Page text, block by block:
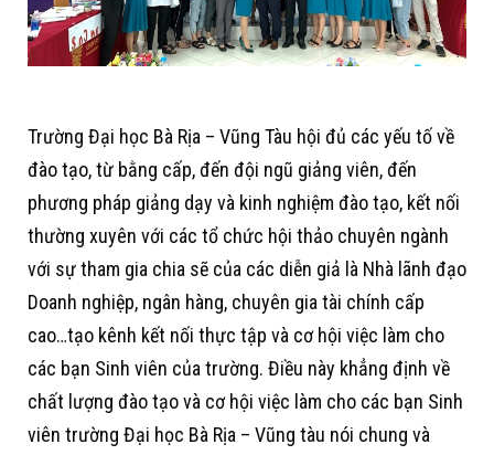
Trường Đại học Bà Rịa – Vũng Tàu hội đủ các yếu tố về
đào tạo, từ bằng cấp, đến đội ngũ giảng viên, đến
phương pháp giảng dạy và kinh nghiệm đào tạo, kết nối
thường xuyên với các tổ chức hội thảo chuyên ngành
với sự tham gia chia sẽ của các diễn giả là Nhà lãnh đạo
Doanh nghiệp, ngân hàng, chuyên gia tài chính cấp
cao…tạo kênh kết nối thực tập và cơ hội việc làm cho
các bạn Sinh viên của trường. Điều này khẳng định về
chất lượng đào tạo và cơ hội việc làm cho các bạn Sinh
viên trường Đại học Bà Rịa – Vũng tàu nói chung và